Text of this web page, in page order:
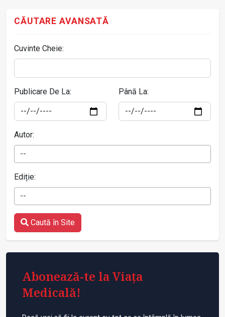
CĂUTARE AVANSATĂ
Cuvinte Cheie:
Publicare De La: Până La:
Autor:
--
Ediție:
--
Caută în Site
Abonează-te la Viața
Medicală!